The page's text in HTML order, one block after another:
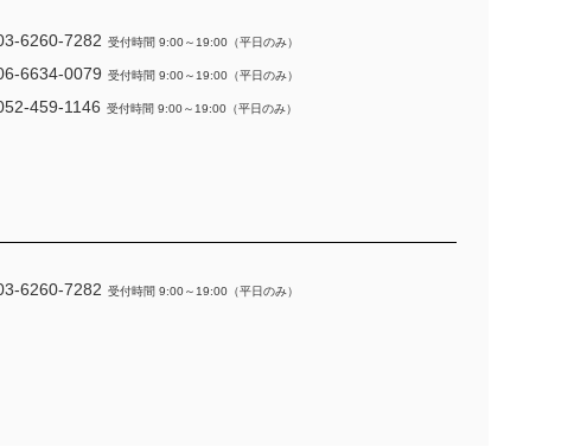
6260-7282 受付時間 9:00～19:00（平日のみ）
6634-0079 受付時間 9:00～19:00（平日のみ）
459-1146 受付時間 9:00～19:00（平日のみ）
6260-7282 受付時間 9:00～19:00（平日のみ）